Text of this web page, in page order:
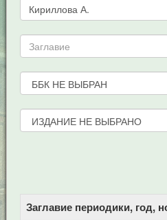
Заглавие периодики, год,